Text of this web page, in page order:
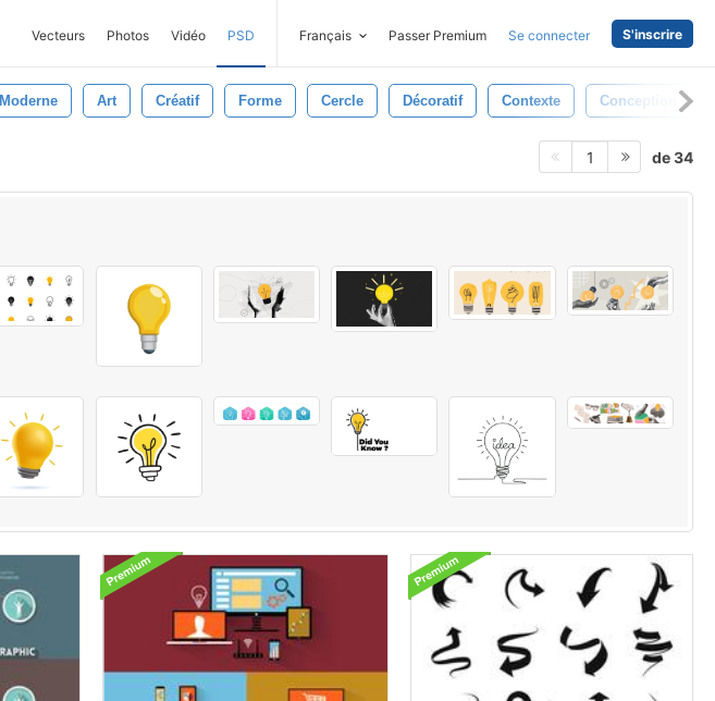
Vecteurs Photos Vidéo PSD Français Passer Premium Se connecter S'inscrire
Moderne Art Créatif Forme Cercle Décoratif Contexte Conception
1 de 34